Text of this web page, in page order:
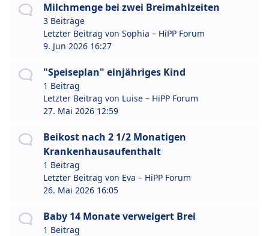
Milchmenge bei zwei Breimahlzeiten
3 Beiträge
Letzter Beitrag von Sophia – HiPP Forum
9. Jun 2026 16:27
"Speiseplan" einjähriges Kind
1 Beitrag
Letzter Beitrag von Luise – HiPP Forum
27. Mai 2026 12:59
Beikost nach 2 1/2 Monatigen
Krankenhausaufenthalt
1 Beitrag
Letzter Beitrag von Eva – HiPP Forum
26. Mai 2026 16:05
Baby 14 Monate verweigert Brei
1 Beitrag